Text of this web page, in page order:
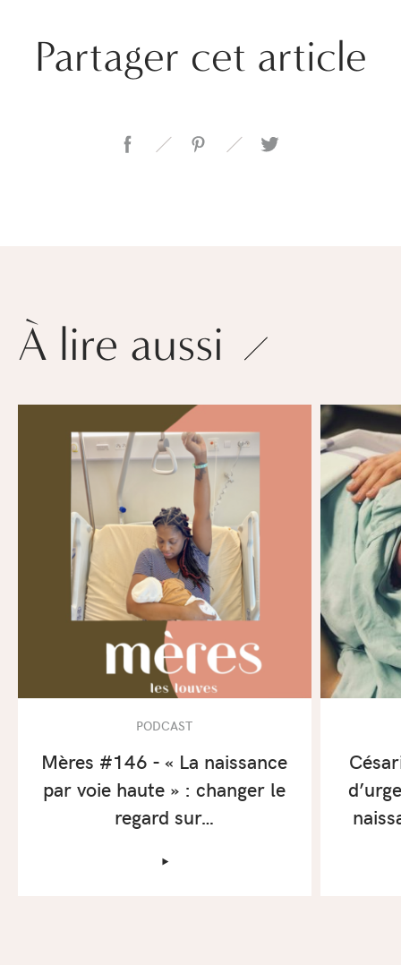
Partager cet article
À lire aussi
PODCAST
Mères #146 - « La naissance
par voie haute » : changer le
regard sur…
‣